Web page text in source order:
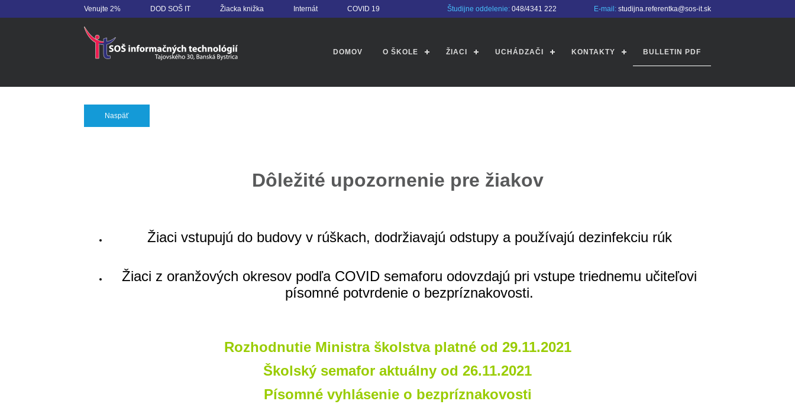
Venujte 2% DOD SOŠ IT Žiacka knižka Internát COVID 19 Študijne oddelenie: 048/4341 222 E-mail: studijna.referentka@sos-it.sk
DOMOV O ŠKOLE ŽIACI UCHÁDZAČI KONTAKTY BULLETIN PDF
Naspäť
Dôležité upozornenie pre žiakov
Žiaci vstupujú do budovy v rúškach, dodržiavajú odstupy a používajú dezinfekciu rúk
Žiaci z oranžových okresov podľa COVID semaforu odovzdajú pri vstupe triednemu učiteľovi
písomné potvrdenie o bezpríznakovosti.
Rozhodnutie Ministra školstva platné od 29.11.2021
Školský semafor aktuálny od 26.11.2021
Písomné vyhlásenie o bezpríznakovosti